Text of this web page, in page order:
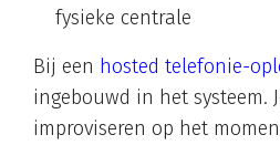
fysieke centrale
Bij een hosted telefonie-
ingebouwd in het systeem.
improviseren op het